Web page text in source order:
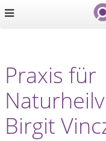
Praxis für
Birgit